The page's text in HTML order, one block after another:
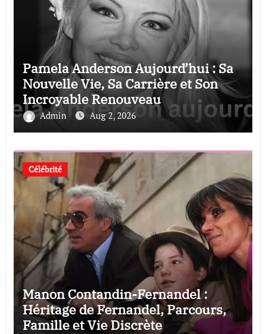
Pamela Anderson Aujourd’hui : Sa
Nouvelle Vie, Sa Carrière et Son
Incroyable Renouveau
Admin Aug 2, 2026
Célébrité
Manon Contandin-Fernandel :
Héritage de Fernandel, Parcours,
Famille et Vie Discrète